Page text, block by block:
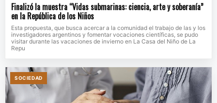
Finalizó la muestra “Vidas submarinas: ciencia, arte y soberanía”
en la República de los Niños
Esta propuesta, que busca acercar a la comunidad el trabajo de las y los
investigadores argentinos y fomentar vocaciones científicas, se pudo
visitar durante las vacaciones de invierno en La Casa del Niño de La
Repu
SOCIEDAD